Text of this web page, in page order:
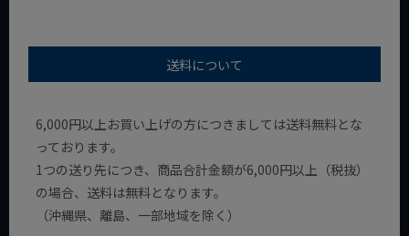
送料について
6,000円以上お買い上げの方につきましては送料無料とな
っております。
1つの送り先につき、商品合計金額が6,000円以上（税抜）
の場合、送料は無料となります。
（沖縄県、離島、一部地域を除く）